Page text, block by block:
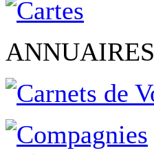
ANNUAIRES